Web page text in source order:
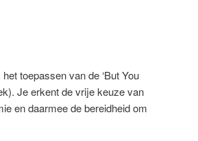
toepassen van de ‘But You
Je erkent de vrije keuze van
en daarmee de bereidheid om